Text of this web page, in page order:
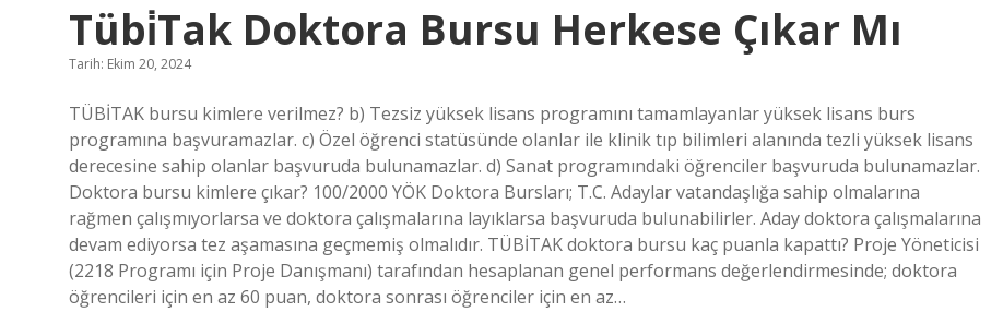
Tübi̇Tak Doktora Bursu Herkese Çıkar Mı
Tarih: Ekim 20, 2024
TÜBİTAK bursu kimlere verilmez? b) Tezsiz yüksek lisans programını tamamlayanlar yüksek lisans burs
programına başvuramazlar. c) Özel öğrenci statüsünde olanlar ile klinik tıp bilimleri alanında tezli yüksek lisans
derecesine sahip olanlar başvuruda bulunamazlar. d) Sanat programındaki öğrenciler başvuruda bulunamazlar.
Doktora bursu kimlere çıkar? 100/2000 YÖK Doktora Bursları; T.C. Adaylar vatandaşlığa sahip olmalarına
rağmen çalışmıyorlarsa ve doktora çalışmalarına layıklarsa başvuruda bulunabilirler. Aday doktora çalışmalarına
devam ediyorsa tez aşamasına geçmemiş olmalıdır. TÜBİTAK doktora bursu kaç puanla kapattı? Proje Yöneticisi
(2218 Programı için Proje Danışmanı) tarafından hesaplanan genel performans değerlendirmesinde; doktora
öğrencileri için en az 60 puan, doktora sonrası öğrenciler için en az…